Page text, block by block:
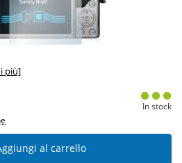
più]
In stock
al carrello